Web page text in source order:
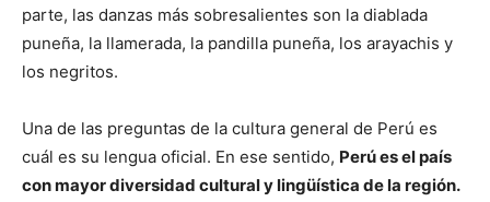
parte, las danzas más sobresalientes son la diablada
puneña, la llamerada, la pandilla puneña, los arayachis y
los negritos.
Una de las preguntas de la cultura general de Perú es
cuál es su lengua oficial. En ese sentido, Perú es el país
con mayor diversidad cultural y lingüística de la región.